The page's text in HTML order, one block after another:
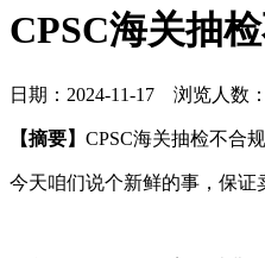
CPSC海关抽
日期：2024-11-17 浏览人数
【摘要】 CPSC海关抽检不合
今天咱们说个新鲜的事，保